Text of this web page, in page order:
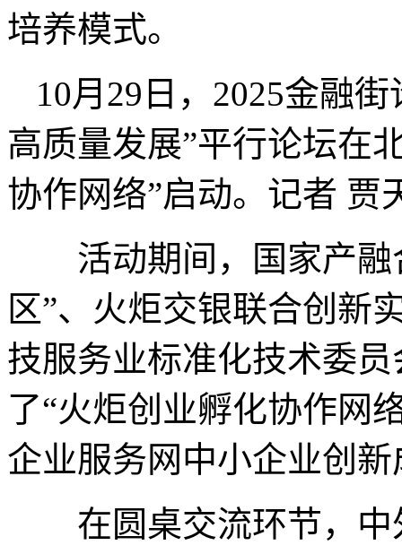
培养模式。
10月29日，2025金融
高质量发展”平行论坛在
协作网络”启动。记者 贾
活动期间，国家产融
区”、火炬交银联合创新
技服务业标准化技术委
了“火炬创业孵化协作网
企业服务网中小企业创
在圆桌交流环节，中